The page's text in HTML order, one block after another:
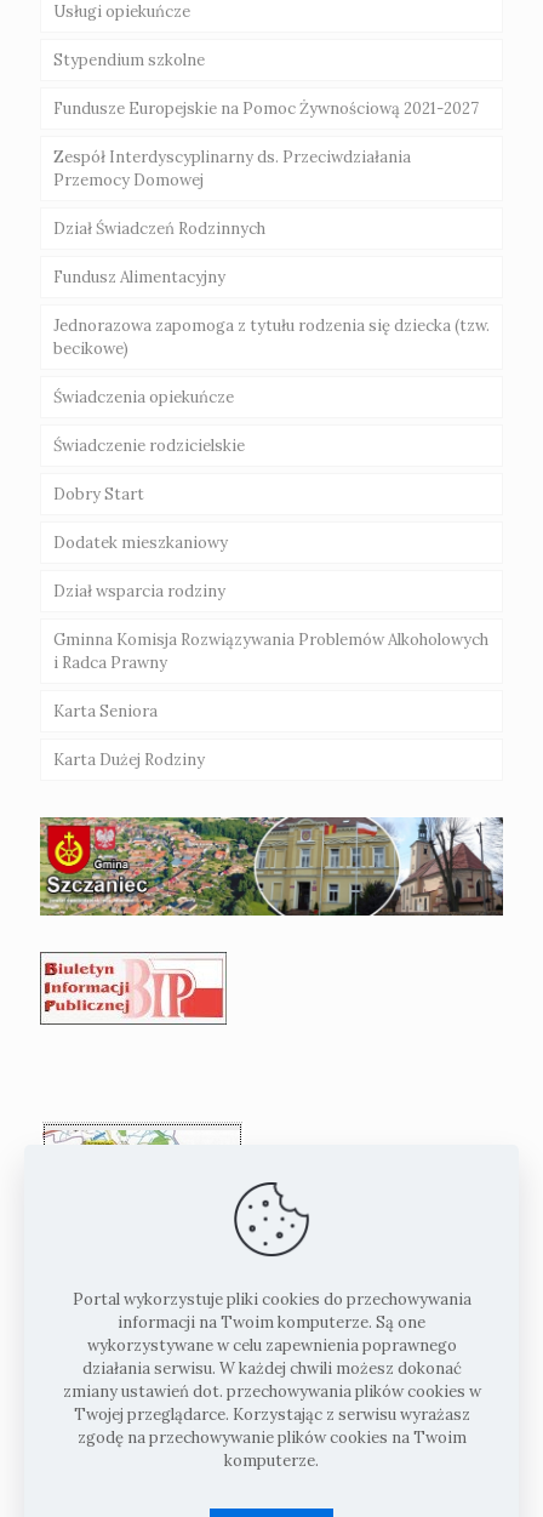
Świebodzin
Zasady przyznawania świadczeń
Świadczenia niepieniężne
Świadczenia pieniężne
Usługi opiekuńcze
Stypendium szkolne
Fundusze Europejskie na Pomoc Żywnościową 2021-2027
Zespół Interdyscyplinarny ds. Przeciwdziałania
Przemocy Domowej
Dział Świadczeń Rodzinnych
Fundusz Alimentacyjny
Jednorazowa zapomoga z tytułu rodzenia się dziecka (tzw.
becikowe)
Świadczenia opiekuńcze
Świadczenie rodzicielskie
Dobry Start
Dodatek mieszkaniowy
Dział wsparcia rodziny
Gminna Komisja Rozwiązywania Problemów Alkoholowych
i Radca Prawny
Karta Seniora
Karta Dużej Rodziny
Portal wykorzystuje pliki cookies do przechowywania
informacji na Twoim komputerze. Są one
wykorzystywane w celu zapewnienia poprawnego
działania serwisu. W każdej chwili możesz dokonać
zmiany ustawień dot. przechowywania plików cookies w
Twojej przeglądarce. Korzystając z serwisu wyrażasz
zgodę na przechowywanie plików cookies na Twoim
komputerze.